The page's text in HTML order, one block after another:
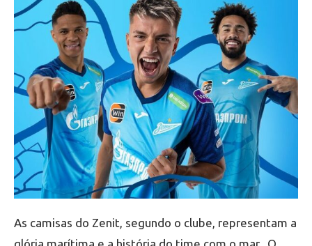
As camisas do Zenit, segundo o clube, representam a